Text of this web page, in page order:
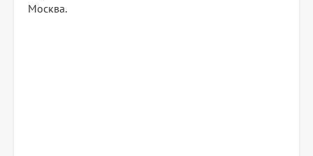
Москва.